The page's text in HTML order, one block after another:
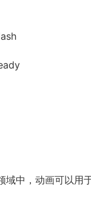
域中，动画可以用